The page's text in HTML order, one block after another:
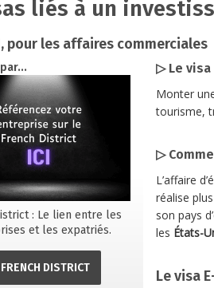
liés à un
pour les affaires commerciales
▷
: Le lien entre les
et les expatriés.
FRENCH DISTRICT
Le visa
Monter
tourisme,
▷
L’affaire
réalise
son pays
les États-
Le visa